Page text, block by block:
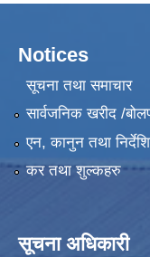
Notices
सूचना तथा समाचार
सार्वजनिक खरीद /
एन, कानुन तथा
कर तथा शुल्कहरु
सूचना अधिकारी